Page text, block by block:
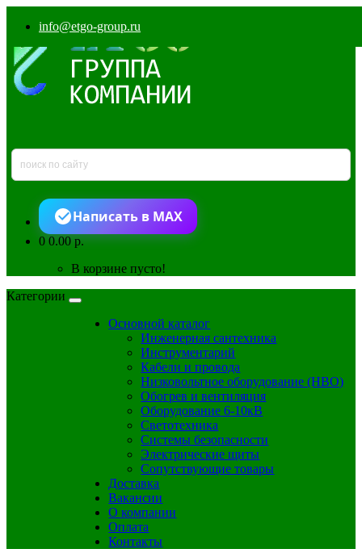
info@etgo-group.ru
Написать в MAX
00.00 р.
В корзине пусто!
Категории
Основной каталог
Инженерная сантехника
Инструментарий
Кабели и провода
Низковольтное оборудование (НВО)
Обогрев и вентиляция
Оборудование 6-10кВ
Светотехника
Системы безопасности
Электрические щиты
Сопутствующие товары
Доставка
Вакансии
О компании
Оплата
Контакты